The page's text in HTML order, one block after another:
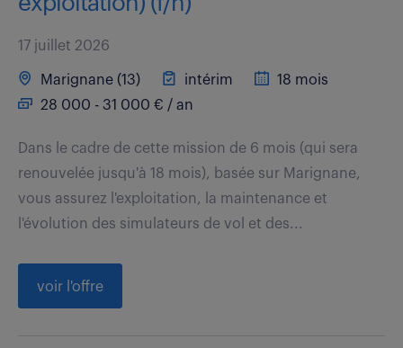
17 juillet 2026
Marignane (13) intérim
18 mois
28 000 - 31 000 € / an
Dans le cadre de cette mission de 6 mois (qui sera
renouvelée jusqu'à 18 mois), basée sur Marignane,
vous assurez l'exploitation, la maintenance et
l'évolution des simulateurs de vol et des...
voir l'offre